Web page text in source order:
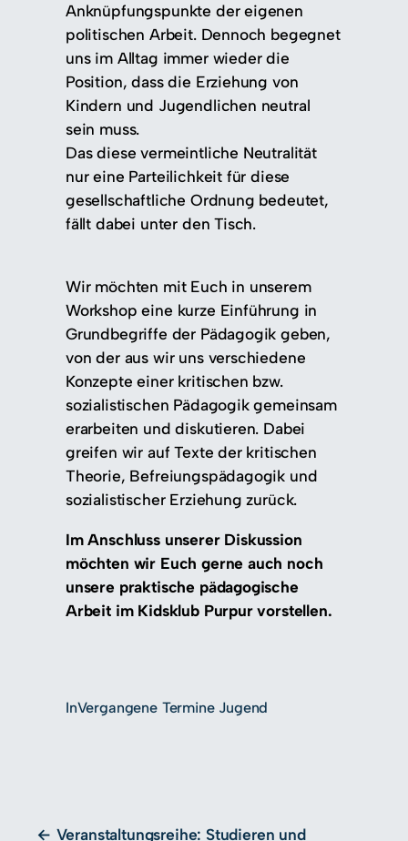
Anknüpfungspunkte der eigenen
politischen Arbeit. Dennoch begegnet
uns im Alltag immer wieder die
Position, dass die Erziehung von
Kindern und Jugendlichen neutral
sein muss.
Das diese vermeintliche Neutralität
nur eine Parteilichkeit für diese
gesellschaftliche Ordnung bedeutet,
fällt dabei unter den Tisch.
Wir möchten mit Euch in unserem
Workshop eine kurze Einführung in
Grundbegriffe der Pädagogik geben,
von der aus wir uns verschiedene
Konzepte einer kritischen bzw.
sozialistischen Pädagogik gemeinsam
erarbeiten und diskutieren. Dabei
greifen wir auf Texte der kritischen
Theorie, Befreiungspädagogik und
sozialistischer Erziehung zurück.
Im Anschluss unserer Diskussion
möchten wir Euch gerne auch noch
unsere praktische pädagogische
Arbeit im Kidsklub Purpur vorstellen.
InVergangene Termine Jugend
Veranstaltungsreihe: Studieren und